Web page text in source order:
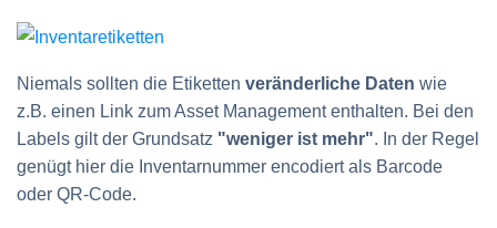
Niemals sollten die Etiketten veränderliche Daten wie
z.B. einen Link zum Asset Management enthalten. Bei den
Labels gilt der Grundsatz "weniger ist mehr". In der Regel
genügt hier die Inventarnummer encodiert als Barcode
oder QR-Code.